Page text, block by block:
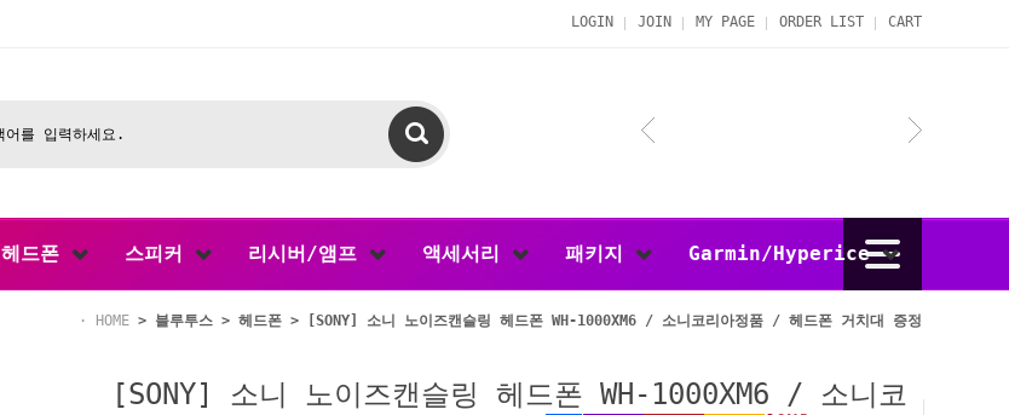
LOGIN JOIN MY PAGE ORDER LIST CART
헤드폰 스피커 리시버/앰프 액세서리 패키지 Garmin/Hyperice
HOME > 블루투스 > 헤드폰 > [SONY] 소니 노이즈캔슬링 헤드폰 WH-1000XM6 / 소니코리아정품 / 헤드폰 거치대 증정
[SONY] 소니 노이즈캔슬링 헤드폰 WH-1000XM6 / 소니코